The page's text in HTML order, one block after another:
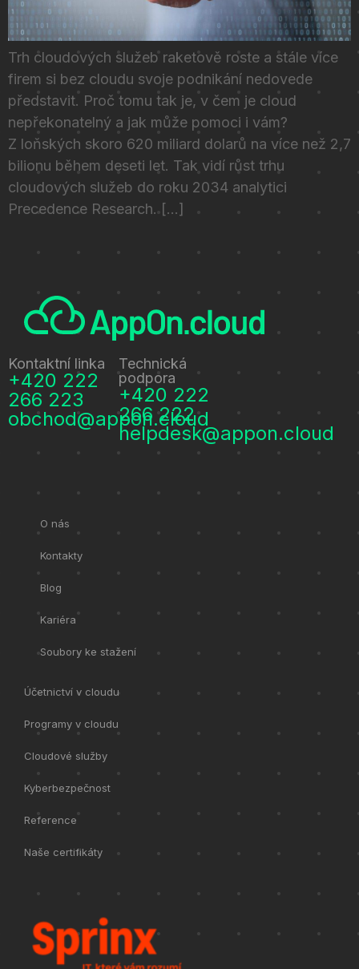
Trh cloudových služeb raketově roste a stále více
firem si bez cloudu svoje podnikání nedovede
představit. Proč tomu tak je, v čem je cloud
nepřekonatelný a jak může pomoci i vám?
Z loňských skoro 620 miliard dolarů na více než 2,7
bilionu během deseti let. Tak vidí růst trhu
cloudových služeb do roku 2034 analytici
Precedence Research. […]
Kontaktní linka
+420 222
266 223
obchod@appon.cloud
Technická
podpora
+420 222
266 222
helpdesk@appon.cloud
O nás
Kontakty
Blog
Kariéra
Soubory ke stažení
Účetnictví v cloudu
Programy v cloudu
Cloudové služby
Kyberbezpečnost
Reference
Naše certifikáty